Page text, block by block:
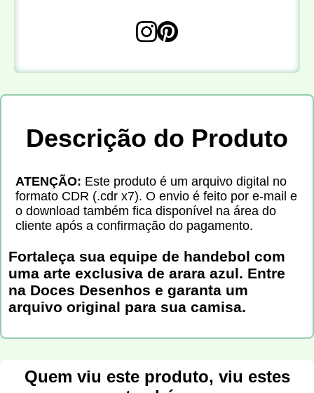
Descrição do Produto
ATENÇÃO: Este produto é um arquivo digital no
formato CDR (.cdr x7). O envio é feito por e-mail e
o download também fica disponível na área do
cliente após a confirmação do pagamento.
Fortaleça sua equipe de handebol com
uma arte exclusiva de arara azul. Entre
na Doces Desenhos e garanta um
arquivo original para sua camisa.
Quem viu este produto, viu estes